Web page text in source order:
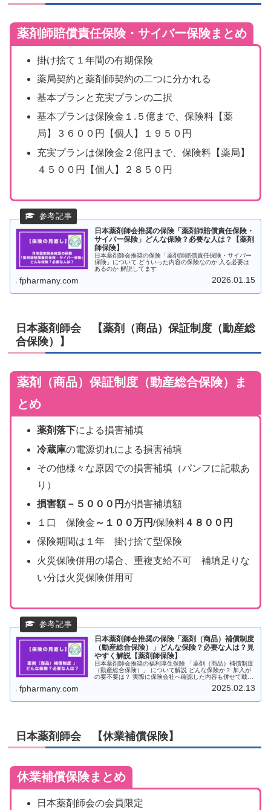
薬剤師賠償責任保険・サイバー保険まとめ
掛け捨て１年間の有期保険
薬局契約と薬剤師契約の二つに分かれる
基本プランと充実プランの二択
基本プランは保険金１.５億まで、保険料【薬
局】３６００円【個人】１９５０円
充実プランは保険金２億円まで、保険料【薬局】
４５００円【個人】２８５０円
日本薬剤師会推奨の保険「薬剤師賠償責任保険・
サイバー保険」どんな保険？必要な人は？【薬剤
師保険】
日本薬剤師会推奨の保険「薬剤師賠償責任保険・サイバー
保険」について どういった内容の保険なのか 入る必要は
あるのか 解説してます
fpharmany.com 2026.01.15
日本薬剤師会 【薬剤（商品）保証制度（動産総
合保険）】
薬剤（商品）保証制度（動産総合保険）ま
とめ
薬剤落下による損害補填
冷蔵庫の電源切れによる損害補填
その他様々な原因での損害補填（パンフに記載あ
り）
損害額－５０００円 が損害補填額
１口 保険金 ～１００万円/保険料４８００円
保険期間は１年 掛け捨て型保険
火災保険併用の場合、重複支給不可 補填足りな
い分は火災保険併用可
日本薬剤師会推奨の保険「薬剤（商品）補償制度
（動産総合保険）」どんな保険？必要な人は？見
やすく解説【薬剤師保険】
日本薬剤師会推奨の福利厚生保険 「薬剤（商品）補償制度
（動産総合保険）」 について解説 どんな保険か？ 加入が
の要不要は？ 実際に保険会社へ確認した内容も併せて載せ
fpharmany.com 2025.02.13
日本薬剤師会 【休業補償保険】
休業補償保険まとめ
日本薬剤師会の会員限定